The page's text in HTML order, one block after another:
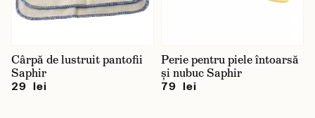
Cârpă de lustruit pantofii
Saphir
29 lei
Perie pentru piele întoarsă
și nubuc Saphir
79 lei